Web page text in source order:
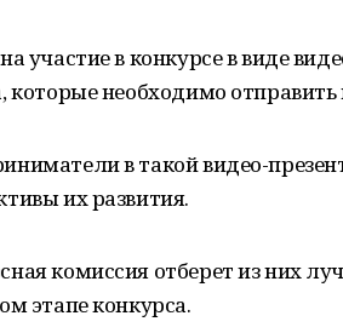
участие в конкурсе в виде
которые необходимо
в такой видео-
их развития.
комиссия отберет из них
этапе конкурса.